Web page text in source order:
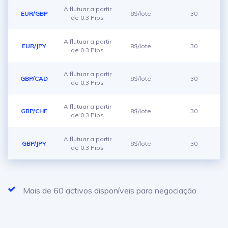
EUR/GBP
A flutuar a partir
de 0.3 Pips
8$/lote 30
EUR/JPY
A flutuar a partir
de 0.3 Pips
8$/lote 30
GBP/CAD
A flutuar a partir
de 0.3 Pips
8$/lote 30
GBP/CHF
A flutuar a partir
de 0.3 Pips
8$/lote 30
GBP/JPY
A flutuar a partir
de 0.3 Pips
8$/lote 30
Mais de 60 activos disponíveis para negociação